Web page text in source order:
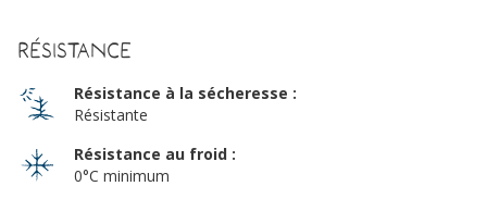
Résistance
Résistance à la sécheresse :
Résistante
Résistance au froid :
0°C minimum